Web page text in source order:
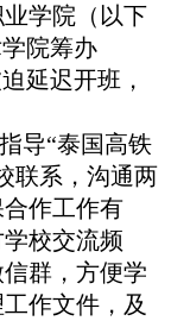
学院（以下
院筹办
延迟开班，
导“泰国高铁
联系，沟通两
作工作有
校交流频
群，方便学
作文件，及